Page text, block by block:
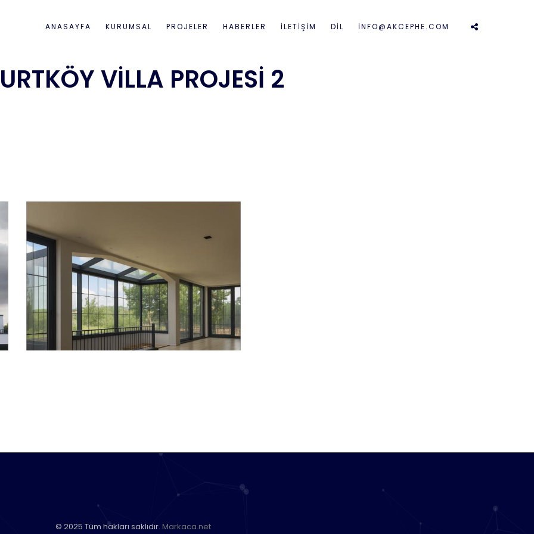
ANASAYFA KURUMSAL PROJELER HABERLER İLETIŞIM DİL İNFO@AKCEPHE.COM
VİLLA PROJESİ 2
© 2025 Tüm hakları saklıdır. Markaca.net